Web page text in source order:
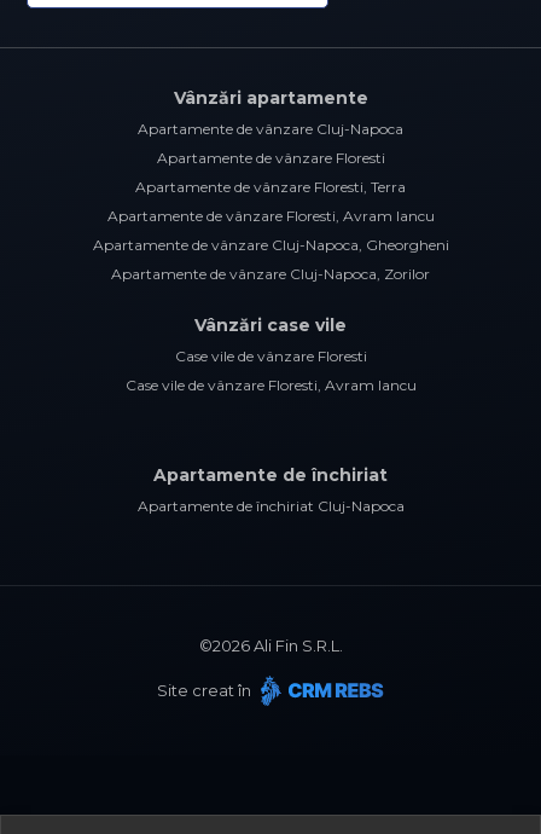
Vânzări apartamente
Apartamente de vânzare Cluj-Napoca
Apartamente de vânzare Floresti
Apartamente de vânzare Floresti, Terra
Apartamente de vânzare Floresti, Avram Iancu
Apartamente de vânzare Cluj-Napoca, Gheorgheni
Apartamente de vânzare Cluj-Napoca, Zorilor
Vânzări case vile
Case vile de vânzare Floresti
Case vile de vânzare Floresti, Avram Iancu
Apartamente de închiriat
Apartamente de închiriat Cluj-Napoca
©2026Ali Fin S.R.L.
Site creat în